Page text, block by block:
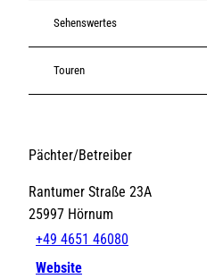
Sehenswertes
Touren
Pächter/Betreiber
Rantumer Straße 23A
25997 Hörnum
+49 4651 46080
Website